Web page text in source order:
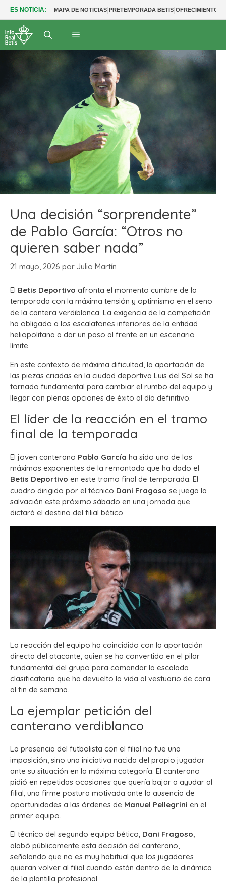
ES NOTICIA: MAPA DE NOTICIAS|PRETEMPORADA BETIS|OFRECIMIENTOS
Una decisión “sorprendente”
de Pablo García: “Otros no
quieren saber nada”
21 mayo, 2026 por Julio Martín
El Betis Deportivo afronta el momento cumbre de la
temporada con la máxima tensión y optimismo en el seno
de la cantera verdiblanca. La exigencia de la competición
ha obligado a los escalafones inferiores de la entidad
heliopolitana a dar un paso al frente en un escenario
límite.
En este contexto de máxima dificultad, la aportación de
las piezas criadas en la ciudad deportiva Luis del Sol se ha
tornado fundamental para cambiar el rumbo del equipo y
llegar con plenas opciones de éxito al día definitivo.
El líder de la reacción en el tramo
final de la temporada
El joven canterano Pablo García ha sido uno de los
máximos exponentes de la remontada que ha dado el
Betis Deportivo en este tramo final de temporada. El
cuadro dirigido por el técnico Dani Fragoso se juega la
salvación este próximo sábado en una jornada que
dictará el destino del filial bético.
La reacción del equipo ha coincidido con la aportación
directa del atacante, quien se ha convertido en el pilar
fundamental del grupo para comandar la escalada
clasificatoria que ha devuelto la vida al vestuario de cara
al fin de semana.
La ejemplar petición del
canterano verdiblanco
La presencia del futbolista con el filial no fue una
imposición, sino una iniciativa nacida del propio jugador
ante su situación en la máxima categoría. El canterano
pidió en repetidas ocasiones que quería bajar a ayudar al
filial, una firme postura motivada ante la ausencia de
oportunidades a las órdenes de Manuel Pellegrini en el
primer equipo.
El técnico del segundo equipo bético, Dani Fragoso,
alabó públicamente esta decisión del canterano,
señalando que no es muy habitual que los jugadores
quieran volver al filial cuando están dentro de la dinámica
de la plantilla profesional.